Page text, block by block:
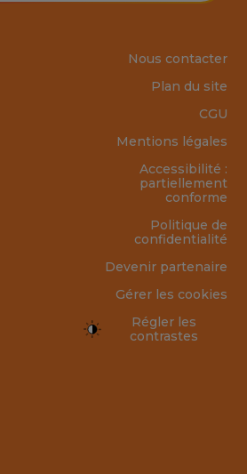
Nous contacter
Plan du site
CGU
Mentions légales
Accessibilité :
partiellement
conforme
Politique de
confidentialité
Devenir partenaire
Gérer les cookies
Régler les
contrastes